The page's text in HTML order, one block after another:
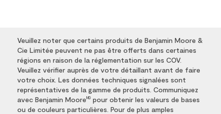
Veuillez noter que certains produits de Benjamin Moore &
Cie Limitée peuvent ne pas être offerts dans certaines
régions en raison de la réglementation sur les COV.
Veuillez vérifier auprès de votre détaillant avant de faire
votre choix. Les données techniques signalées sont
représentatives de la gamme de produits. Communiquez
avec Benjamin Moore MD pour obtenir les valeurs de bases
ou de couleurs particulières. Pour de plus amples